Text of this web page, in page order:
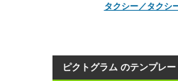
タクシー／タクシ
ピクトグラム のテンプレ